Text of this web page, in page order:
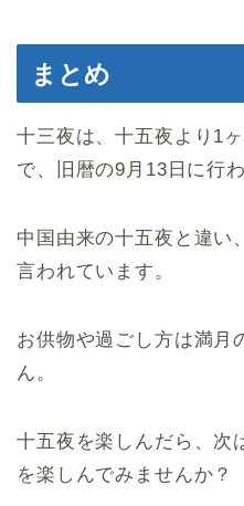
まとめ
十三夜は、十五夜より1
で、旧暦の9月13日に行わ
中国由来の十五夜と違い
言われています。
お供物や過ごし方は満月
ん。
十五夜を楽しんだら、次
を楽しんでみませんか？